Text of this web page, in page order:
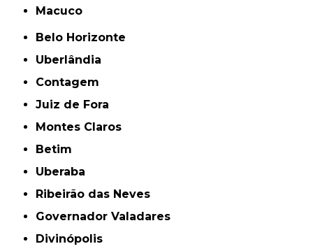
Macuco
Belo Horizonte
Uberlândia
Contagem
Juiz de Fora
Montes Claros
Betim
Uberaba
Ribeirão das Neves
Governador Valadares
Divinópolis